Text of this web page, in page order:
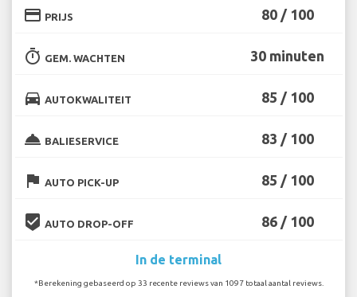
credit_card PRIJS 80 / 100
timer GEM. WACHTEN 30 minuten
directions_car AUTOKWALITEIT 85 / 100
room_service BALIESERVICE 83 / 100
flag AUTO PICK-UP 85 / 100
beenhere AUTO DROP-OFF 86 / 100
In de terminal
*Berekening gebaseerd op 33 recente reviews van 1097 totaal aantal reviews.